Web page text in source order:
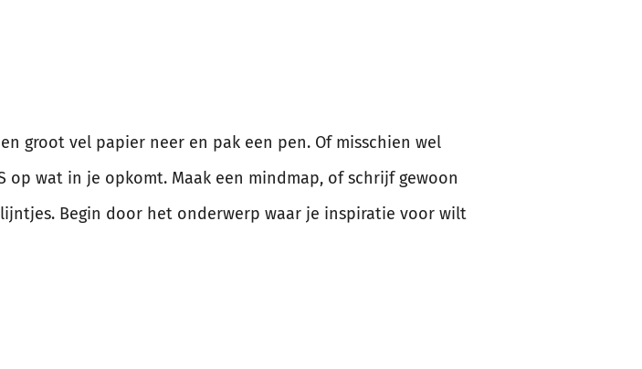
groot vel papier neer en pak een pen. Of misschien wel
wat in je opkomt. Maak een mindmap, of schrijf gewoon
Begin door het onderwerp waar je inspiratie voor wilt